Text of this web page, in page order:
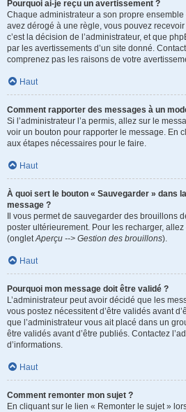
Pourquoi ai-je reçu un avertissement ?
Chaque administrateur a son propre
avez dérogé à une règle, vous pouvez
c’est la décision de l’administrateur, et que
par les avertissements d’un site donné.
comprenez pas les raisons de votre
Haut
Comment rapporter des messages à un
Si l’administrateur l’a permis, allez sur le
voir un bouton pour rapporter le message. En
aux étapes nécessaires pour le faire.
Haut
À quoi sert le bouton « Sauvegarder » dans
message ?
Il vous permet de sauvegarder des brouillons
poster ultérieurement. Pour les recharger,
(ongletAperçu --> Gestion des brouillons).
Haut
Pourquoi mon message doit être validé ?
L’administrateur peut avoir décidé que les
vous postez nécessitent d’être validés avant
que l’administrateur vous ait placé dans un
être validés avant d’être publiés. Contactez
d’informations.
Haut
Comment remonter mon sujet ?
En cliquant sur le lien « Remonter le sujet »